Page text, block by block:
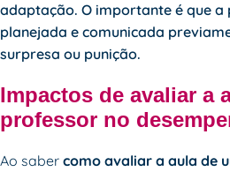
adaptação. O importante é que a
planejada e comunicada
surpresa ou punição.
Impactos de avaliar a
professor no
Ao saber como avaliar a aula de